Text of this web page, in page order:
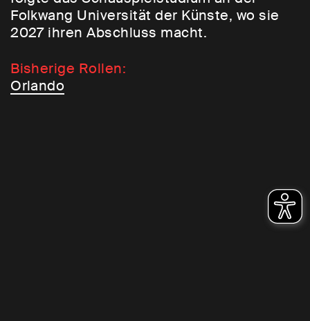
Folkwang Universität der Künste, wo sie
2027 ihren Abschluss macht.
Bisherige Rollen:
Orlando